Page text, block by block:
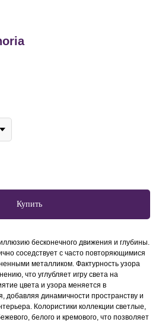
Купить
бесконечного движения и глубины.
соседствует с часто повторяющимися
металликом. Фактурность узора
что углубляет игру света на
цвета и узора меняется в
добавляя динамичности пространству и
Колористики коллекции светлые,
белого и кремового, что позволяет